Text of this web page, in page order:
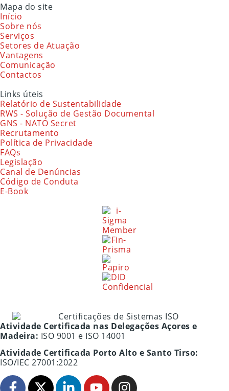
Mapa do site
Início
Sobre nós
Serviços
Setores de Atuação
Vantagens
Comunicação
Contactos
Links úteis
Relatório de Sustentabilidade
RWS - Solução de Gestão Documental
GNS - NATO Secret
Recrutamento
Política de Privacidade
FAQs
Legislação
Canal de Denúncias
Código de Conduta
E-Book
Atividade Certificada nas Delegações Açores e
Madeira: ISO 9001 e ISO 14001
Atividade Certificada Porto Alto e Santo Tirso:
ISO/IEC 27001:2022